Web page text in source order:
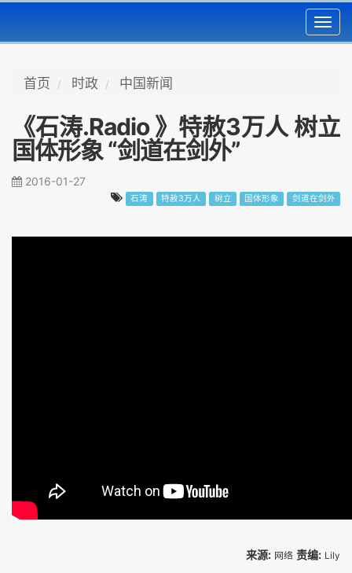
首页 时政 中国新闻
《石涛.Radio 》特赦3万人 树立
国体形象 “剑道在剑外”
2016-01-27
石涛 特赦3万人 树立 国体形象 剑道在剑外
来源: 网络 责编: Lily